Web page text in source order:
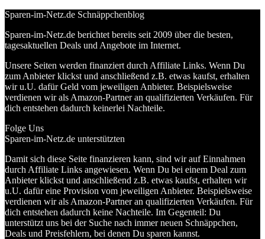
Sparen-im-Netz.de Schnäppchenblog
Sparen-im-Netz.de berichtet bereits seit 2009 über die besten,
tagesaktuellen Deals und Angebote im Internet.
Unsere Seiten werden finanziert durch Affiliate Links. Wenn Du
zum Anbieter klickst und anschließend z.B. etwas kaufst, erhalten
wir u.U. dafür Geld vom jeweiligen Anbieter. Beispielsweise
verdienen wir als Amazon-Partner an qualifizierten Verkäufen. Für
dich entstehen dadurch keinerlei Nachteile.
Folge Uns
Sparen-im-Netz.de unterstützten
Damit sich diese Seite finanzieren kann, sind wir auf Einnahmen
durch Affiliate Links angewiesen. Wenn Du bei einem Deal zum
Anbieter klickst und anschließend z.B. etwas kaufst, erhalten wir
u.U. dafür eine Provision vom jeweiligen Anbieter. Beispielsweise
verdienen wir als Amazon-Partner an qualifizierten Verkäufen. Für
dich entstehen dadurch keine Nachteile. Im Gegenteil: Du
unterstützt uns bei der Suche nach immer neuen Schnäppchen,
Deals und Preisfehlern, bei denen Du sparen kannst.